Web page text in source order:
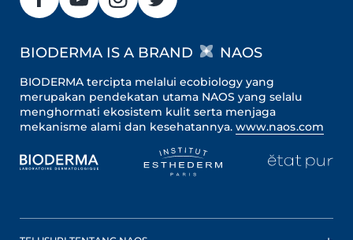
BIODERMA IS A BRAND NAOS
BIODERMA tercipta melalui ecobiology yang
merupakan pendekatan utama NAOS yang selalu
menghormati ekosistem kulit serta menjaga
mekanisme alami dan kesehatannya. www.naos.com